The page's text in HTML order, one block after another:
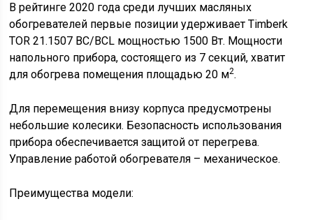
В рейтинге 2020 года среди лучших масляных
обогревателей первые позиции удерживает Timberk
TOR 21.1507 BC/BCL мощностью 1500 Вт. Мощности
напольного прибора, состоящего из 7 секций, хватит
для обогрева помещения площадью 20 м2.
Для перемещения внизу корпуса предусмотрены
небольшие колесики. Безопасность использования
прибора обеспечивается защитой от перегрева.
Управление работой обогревателя – механическое.
Преимущества модели: